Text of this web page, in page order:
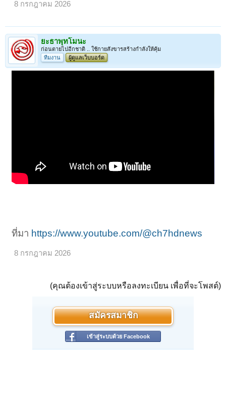
8 กรกฎาคม 2026
ยะธาพุทโมนะ
ก่อนตายไปอีกชาติ .. ใช้กายสังขารสร้างกำลังให้คุ้ม
ทีมงาน
ผู้ดูแลเว็บบอร์ด
ที่มา https://www.youtube.com/@ch7hdnews
8 กรกฎาคม 2026
(คุณต้องเข้าสู่ระบบหรือลงทะเบียน เพื่อที่จะโพสต์)
สมัครสมาชิก
เข้าสู่ระบบด้วย Facebook